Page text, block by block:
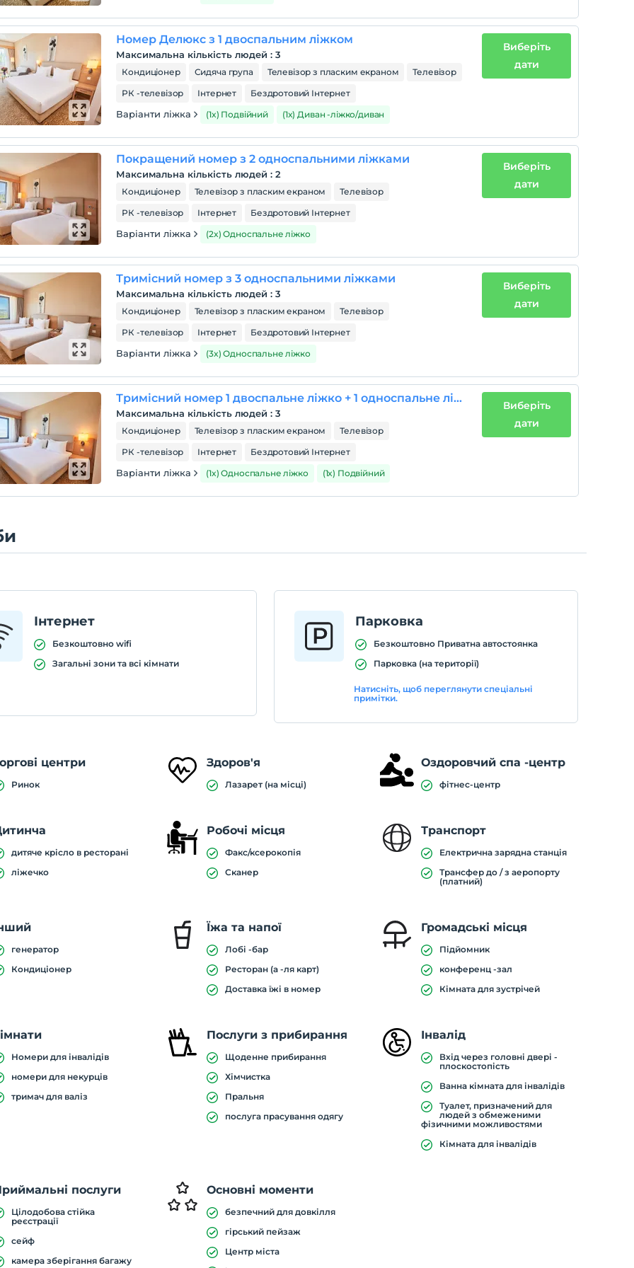
Номер Делюкс з 1 двоспальним ліжком
Максимальна кількість людей :3
Кондиціонер Сидяча група Телевізор з пласким екраном
Телевізор
РК -телевізор
Інтернет Бездротовий Інтернет
Варіанти ліжка (1x) Подвійний (1x) Диван -ліжко/диван
Виберіть
дати
Покращений номер з 2 односпальними ліжками
Максимальна кількість людей :2
Кондиціонер Телевізор з пласким екраном
Телевізор
РК -телевізор
Інтернет Бездротовий Інтернет
Варіанти ліжка (2x) Односпальне ліжко
Виберіть
дати
Тримісний номер з 3 односпальними ліжками
Максимальна кількість людей :3
Кондиціонер Телевізор з пласким екраном
Телевізор
РК -телевізор
Інтернет Бездротовий Інтернет
Варіанти ліжка (3x) Односпальне ліжко
Виберіть
дати
Тримісний номер 1 двоспальне ліжко + 1 односпальне ліжко
Максимальна кількість людей :3
Кондиціонер Телевізор з пласким екраном
Телевізор
РК -телевізор
Інтернет Бездротовий Інтернет
Варіанти ліжка (1x) Односпальне ліжко (1x) Подвійний
Виберіть
дати
Інтернет
Безкоштовно wifi
Загальні зони та всі кімнати
Парковка
Безкоштовно Приватна автостоянка
Парковка (на території)
Натисніть, щоб переглянути спеціальні
примітки.
центри
Ринок
Здоров'я
Лазарет (на місці)
Оздоровчий спа -центр
фітнес-центр
дитяче крісло в ресторані
ліжечко
Робочі місця
Факс/ксерокопія
Сканер
Транспорт
Електрична зарядна станція
Трансфер до / з аеропорту
(платний)
генератор
Кондиціонер
Їжа та напої
Лобі -бар
Ресторан (а -ля карт)
Доставка їжі в номер
Громадські місця
Підйомник
конференц -зал
Кімната для зустрічей
Номери для інвалідів
номери для некурців
тримач для валіз
Послуги з прибирання
Щоденне прибирання
Хімчистка
Пральня
послуга прасування одягу
Інвалід
Вхід через головні двері -
плоскостопість
Ванна кімната для інвалідів
Туалет, призначений для
людей з обмеженими
фізичними можливостями
Кімната для інвалідів
послуги
Цілодобова стійка
реєстрації
сейф
камера зберігання багажу
Основні моменти
безпечний для довкілля
гірський пейзаж
Центр міста